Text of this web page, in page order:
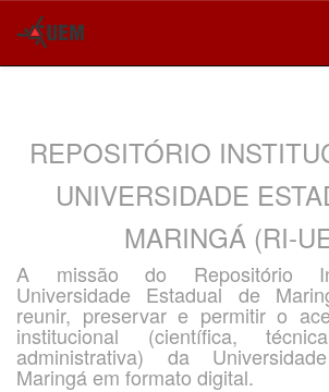
REPOSITÓRIO
UNIVERSIDADE
MARINGÁ (RI-
A missão do Repositório
Universidade Estadual de
reunir, preservar e permitir o
institucional (científica,
administrativa) da
Maringá em formato digital.